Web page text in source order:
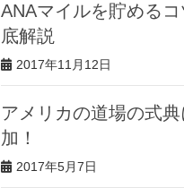
ANAマイルを貯める
底解説
2017年11月12日
アメリカの道場の式典
加！
2017年5月7日